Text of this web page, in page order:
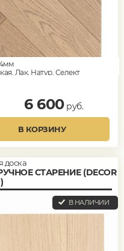
Лак, Натур, Селект
6 600руб.
В КОРЗИНУ
доска
СТАРЕНИЕ (DECOR
В НАЛИЧИИ